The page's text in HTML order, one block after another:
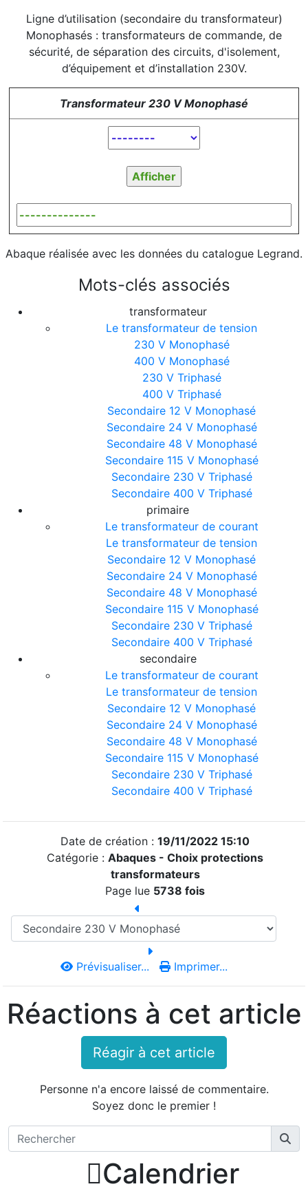
Ligne d’utilisation (secondaire du transformateur)
Monophasés : transformateurs de commande, de
sécurité, de séparation des circuits, d'isolement,
d’équipement et d’installation 230V.
Transformateur 230 V Monophasé
Abaque réalisée avec les données du catalogue Legrand.
Mots-clés associés
transformateur
Le transformateur de tension
230 V Monophasé
400 V Monophasé
230 V Triphasé
400 V Triphasé
Secondaire 12 V Monophasé
Secondaire 24 V Monophasé
Secondaire 48 V Monophasé
Secondaire 115 V Monophasé
Secondaire 230 V Triphasé
Secondaire 400 V Triphasé
primaire
Le transformateur de courant
Le transformateur de tension
Secondaire 12 V Monophasé
Secondaire 24 V Monophasé
Secondaire 48 V Monophasé
Secondaire 115 V Monophasé
Secondaire 230 V Triphasé
Secondaire 400 V Triphasé
secondaire
Le transformateur de courant
Le transformateur de tension
Secondaire 12 V Monophasé
Secondaire 24 V Monophasé
Secondaire 48 V Monophasé
Secondaire 115 V Monophasé
Secondaire 230 V Triphasé
Secondaire 400 V Triphasé
Date de création : 19/11/2022 15:10
Catégorie : Abaques - Choix protections
transformateurs
Page lue 5738 fois
Prévisualiser... Imprimer...
Réactions à cet article
Réagir à cet article
Personne n'a encore laissé de commentaire.
Soyez donc le premier !
Calendrier